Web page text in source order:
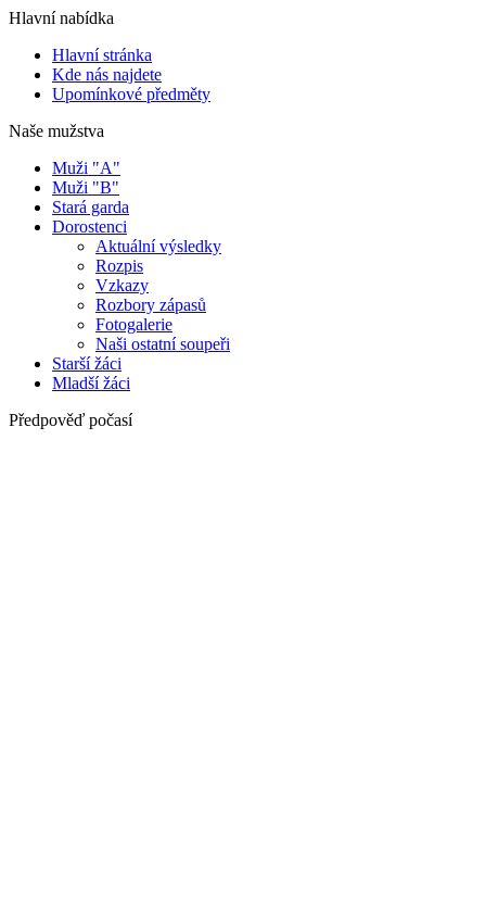
Hlavní nabídka
Hlavní stránka
Kde nás najdete
Upomínkové předměty
Naše mužstva
Muži "A"
Muži "B"
Stará garda
Dorostenci
Aktuální výsledky
Rozpis
Vzkazy
Rozbory zápasů
Fotogalerie
Naši ostatní soupeři
Starší žáci
Mladší žáci
Předpověď počasí